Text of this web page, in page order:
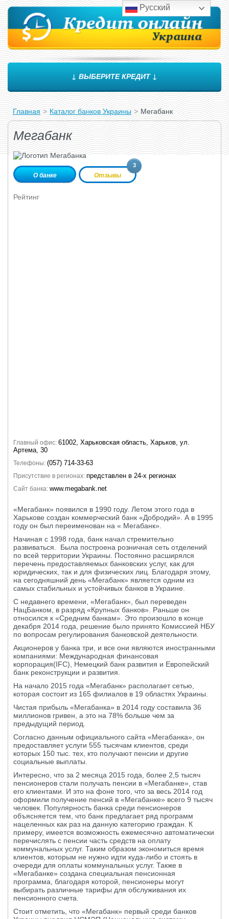
↓ ВЫБЕРИТЕ КРЕДИТ ↓
Главная > Каталог банков Украины > Мегабанк
Мегабанк
О банке Отзывы
3
Рейтинг
Главный офис: 61002, Харьковская область, Харьков, ул.
Артема, 30
Телефоны: (057) 714-33-63
Присутствие в регионах: представлен в 24-х регионах
Сайт банка: www.megabank.net
«Мегабанк» появился в 1990 году. Летом этого года в
Харькове создан коммерческий банк «Добродий». А в 1995
году он был переименован на « Мегабанк».
Начиная с 1998 года, банк начал стремительно
развиваться. Была построена розничная сеть отделений
по всей территории Украины. Постоянно расширялся
перечень предоставляемых банковских услуг, как для
юридических, так и для физических лиц. Благодаря этому,
на сегодняшний день «Мегабанк» является одним из
самых стабильных и устойчивых банков в Украине.
С недавнего времени, «Мегабанк», был переведен
НацБанком, в разряд «Крупных банков». Раньше он
относился к «Средним банкам». Это произошло в конце
декабря 2014 года, решение было принято Комиссией НБУ
по вопросам регулирования банковской деятельности.
Акционеров у банка три, и все они являются иностранными
компаниями: Международная финансовая
корпорация(IFC), Немецкий банк развития и Европейский
банк реконструкции и развития.
На начало 2015 года «Мегабанк» располагает сетью,
которая состоит из 165 филиалов в 19 областях Украины.
Чистая прибыль «Мегабанка» в 2014 году составила 36
миллионов гривен, а это на 78% больше чем за
предыдущий период.
Согласно данным официального сайта «Мегабанка», он
предоставляет услуги 555 тысячам клиентов, среди
которых 150 тыс. тех, кто получают пенсии и другие
социальные выплаты.
Интересно, что за 2 месяца 2015 года, более 2,5 тысяч
пенсионеров стали получать пенсии в «Мегабанке», став
его клиентами. И это на фоне того, что за весь 2014 год
оформили получение пенсий в «Мегабанке» всего 9 тысяч
человек. Популярность банка среди пенсионеров
объясняется тем, что банк предлагает ряд программ
нацеленных как раз на данную категорию граждан. К
примеру, имеется возможность ежемесячно автоматически
перечислять с пенсии часть средств на оплату
коммунальных услуг. Таким образом экономиться время
клиентов, которым не нужно идти куда-либо и стоять в
очереди для оплаты коммунальных услуг. Также в
«Мегабанке» создана специальная пенсионная
программа, благодаря которой, пенсионеры могут
выбирать различные тарифы для обслуживания их
пенсионного счета.
Стоит отметить, что «Мегабанк» первый среди банков
Русский